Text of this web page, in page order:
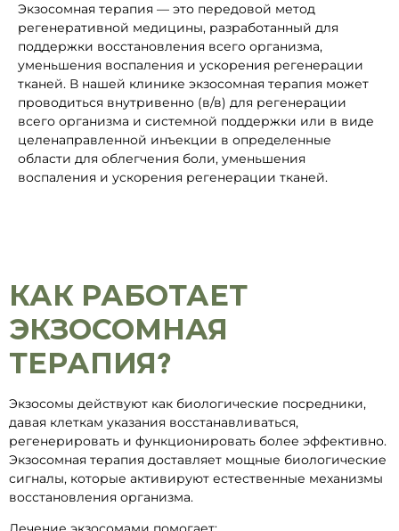
Экзосомная терапия — это передовой метод
регенеративной медицины, разработанный для
поддержки восстановления всего организма,
уменьшения воспаления и ускорения регенерации
тканей. В нашей клинике экзосомная терапия может
проводиться внутривенно (в/в) для регенерации
всего организма и системной поддержки или в виде
целенаправленной инъекции в определенные
области для облегчения боли, уменьшения
воспаления и ускорения регенерации тканей.
КАК РАБОТАЕТ
ЭКЗОСОМНАЯ
ТЕРАПИЯ?
Экзосомы действуют как биологические посредники,
давая клеткам указания восстанавливаться,
регенерировать и функционировать более эффективно.
Экзосомная терапия доставляет мощные биологические
сигналы, которые активируют естественные механизмы
восстановления организма.